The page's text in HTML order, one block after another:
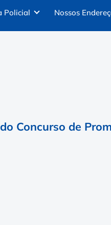
Policial Nossos
Concurso de